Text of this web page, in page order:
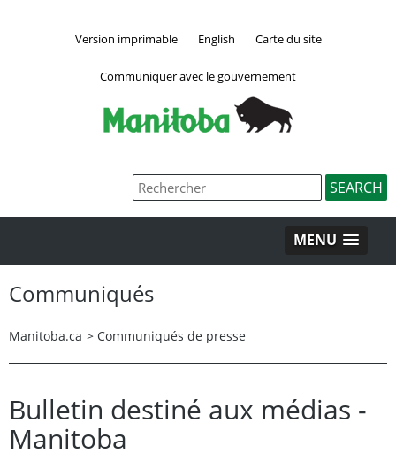
Version imprimable English Carte du site
Communiquer avec le gouvernement
MENU
Communiqués
Manitoba.ca > Communiqués de presse
Bulletin destiné aux médias -
Manitoba